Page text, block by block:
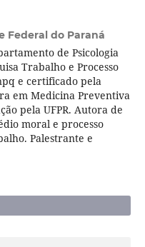
Federal do Paraná
de Psicologia
Trabalho e Processo
e certificado pela
em Medicina Preventiva
pela UFPR. Autora de
moral e processo
Palestrante e